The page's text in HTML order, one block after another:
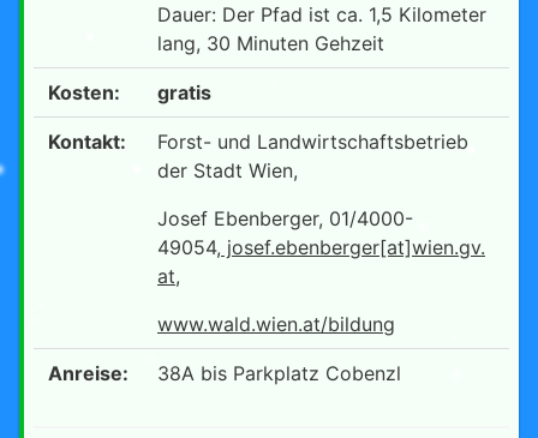
Dauer: Der Pfad ist ca. 1,5 Kilometer
lang, 30 Minuten Gehzeit
Kosten: gratis
Kontakt:
Forst- und Landwirtschaftsbetrieb
der Stadt Wien,
Josef Ebenberger, 01/4000-
49054, josef.ebenberger[at]wien.gv.
at,
www.wald.wien.at/bildung
Anreise: 38A bis Parkplatz Cobenzl